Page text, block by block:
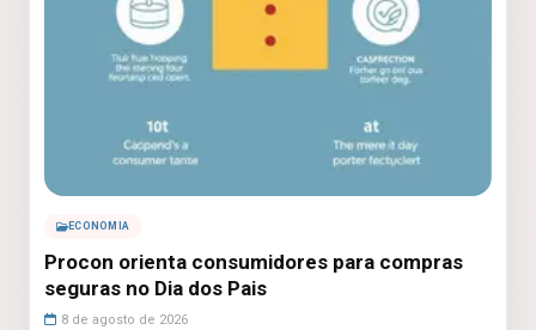
ECONOMIA
Procon orienta consumidores para compras
seguras no Dia dos Pais
8 de agosto de 2026